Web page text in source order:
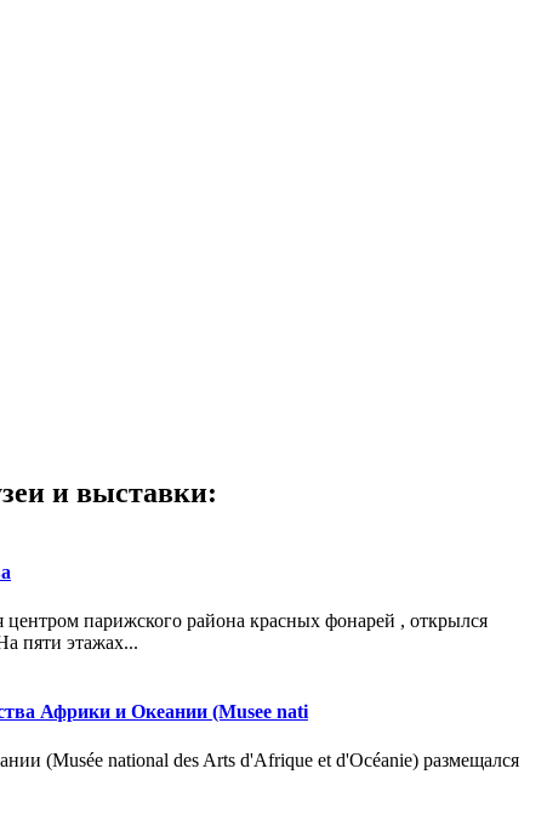
и выставки:
парижского района красных фонарей , открылся
пяти этажах...
Африки и Океании (Musee nati
(Musée national des Arts d'Afrique et d'Océanie) размещался